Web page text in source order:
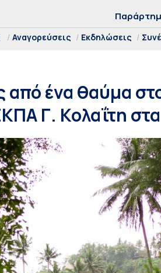
Αναγορεύσεις Εκδηλώσεις
ένα θαύμα
Γ. Κολαΐτη